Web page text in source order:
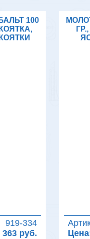
100
919-334
363 руб.